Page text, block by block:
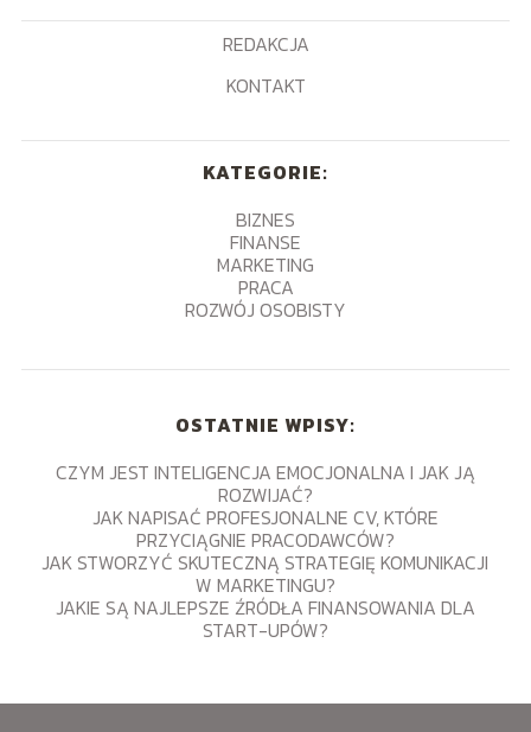
REDAKCJA
KONTAKT
KATEGORIE:
BIZNES
FINANSE
MARKETING
PRACA
ROZWÓJ OSOBISTY
OSTATNIE WPISY:
CZYM JEST INTELIGENCJA EMOCJONALNA I JAK JĄ
ROZWIJAĆ?
JAK NAPISAĆ PROFESJONALNE CV, KTÓRE
PRZYCIĄGNIE PRACODAWCÓW?
JAK STWORZYĆ SKUTECZNĄ STRATEGIĘ KOMUNIKACJI
W MARKETINGU?
JAKIE SĄ NAJLEPSZE ŹRÓDŁA FINANSOWANIA DLA
START-UPÓW?